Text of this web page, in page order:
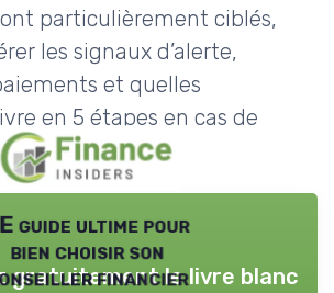
particulièrement ciblés,
les signaux d’alerte,
et quelles
en 5 étapes en cas de
guide ultime pour
bien choisir son
financier
gratuitement le livre blanc